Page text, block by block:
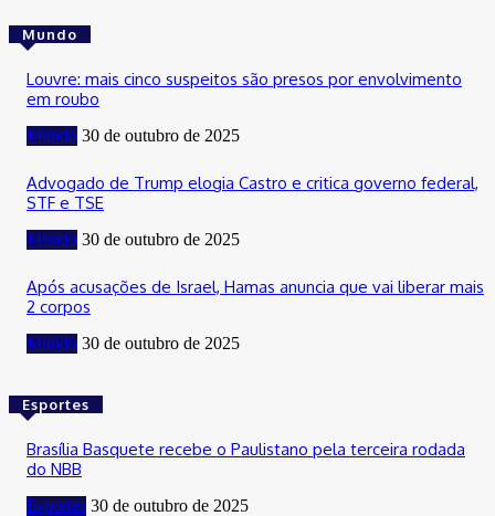
Mundo
Louvre: mais cinco suspeitos são presos por envolvimento
em roubo
Mundo 30 de outubro de 2025
Advogado de Trump elogia Castro e critica governo federal,
STF e TSE
Mundo 30 de outubro de 2025
Após acusações de Israel, Hamas anuncia que vai liberar mais
2 corpos
Mundo 30 de outubro de 2025
Esportes
Brasília Basquete recebe o Paulistano pela terceira rodada
do NBB
Esportes 30 de outubro de 2025